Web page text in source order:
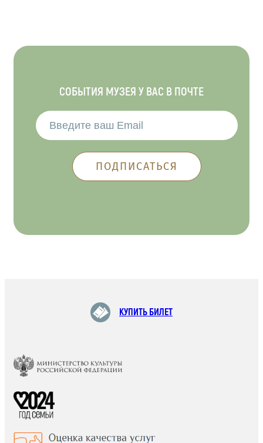
СОБЫТИЯ МУЗЕЯ У ВАС В ПОЧТЕ
КУПИТЬ БИЛЕТ